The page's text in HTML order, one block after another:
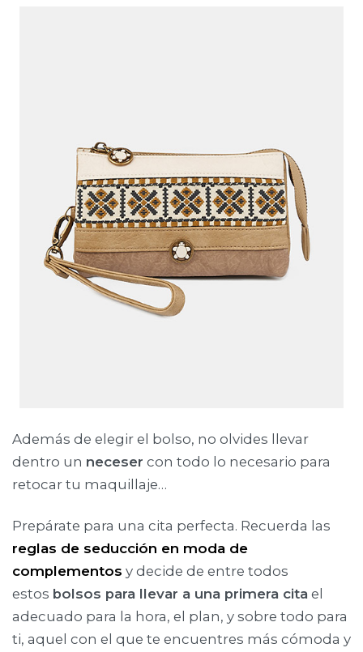
Además de elegir el bolso, no olvides llevar
dentro un neceser con todo lo necesario para
retocar tu maquillaje…
Prepárate para una cita perfecta. Recuerda las
reglas de seducción en moda de
complementos y decide de entre todos
estos bolsos para llevar a una primera cita el
adecuado para la hora, el plan, y sobre todo para
ti, aquel con el que te encuentres más cómoda y